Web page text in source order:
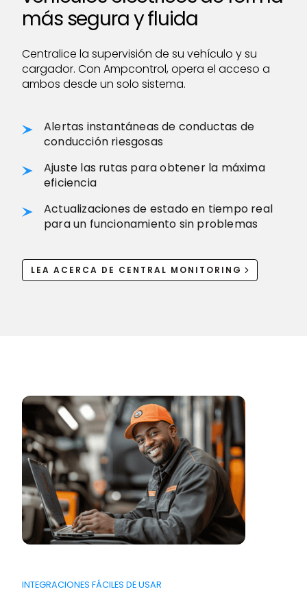
más segura y fluida
Centralice la supervisión de su vehículo y su
cargador. Con Ampcontrol, opera el acceso a
ambos desde un solo sistema.
Alertas instantáneas de conductas de
conducción riesgosas
Ajuste las rutas para obtener la máxima
eficiencia
Actualizaciones de estado en tiempo real
para un funcionamiento sin problemas
LEA ACERCA DE CENTRAL MONITORING
INTEGRACIONES FÁCILES DE USAR